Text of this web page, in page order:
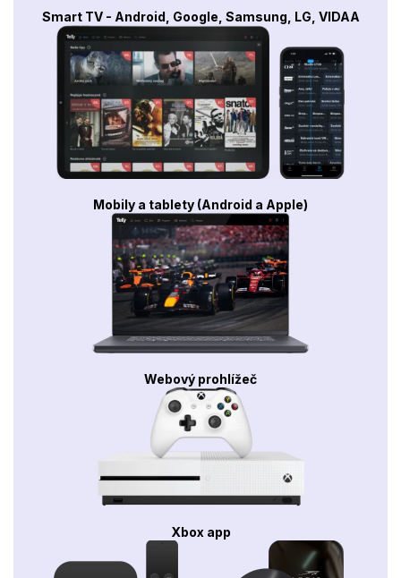
Smart TV - Android, Google, Samsung, LG, VIDAA
Mobily a tablety (Android a Apple)
Webový prohlížeč
Xbox app